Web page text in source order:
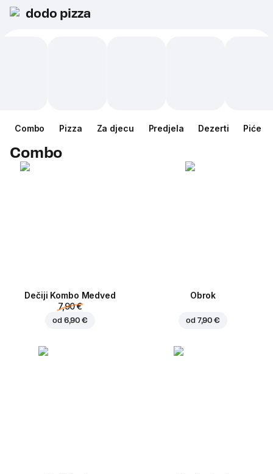
dodo pizza
Combo Pizza Za djecu Predjela Dezerti Piće
Combo
Dečiji Kombo Medved
7,90 €
od 6,90 €
Obrok
od 7,90 €